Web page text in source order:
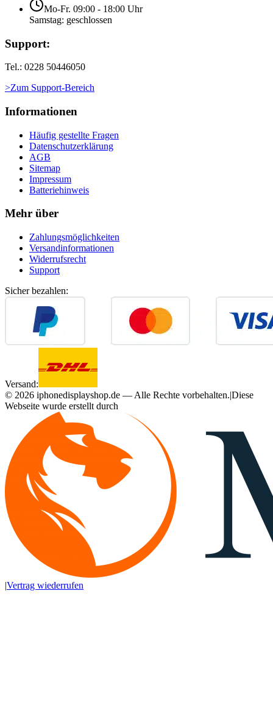
Mo-Fr. 09:00 - 18:00 Uhr
Samstag: geschlossen
Support:
Tel.: 0228 50446050
>Zum Support-Bereich
Informationen
Häufig gestellte Fragen
Datenschutzerklärung
AGB
Sitemap
Impressum
Batteriehinweis
Mehr über
Zahlungsmöglichkeiten
Versandinformationen
Widerrufsrecht
Support
Sicher bezahlen:
Versand:
© 2026 iphonedisplayshop.de — Alle Rechte vorbehalten.|Diese
Webseite wurde erstellt durch
|Vertrag wiederrufen